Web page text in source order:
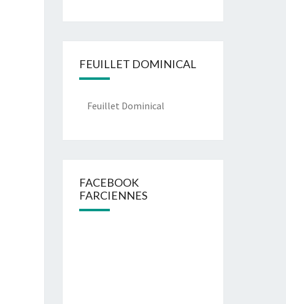
FEUILLET DOMINICAL
Feuillet Dominical
FACEBOOK
FARCIENNES